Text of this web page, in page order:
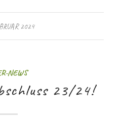
2024
NEWS
23/24!